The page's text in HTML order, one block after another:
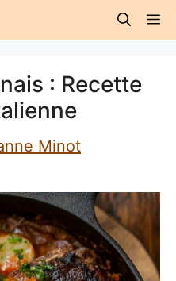
: Recette
Minot